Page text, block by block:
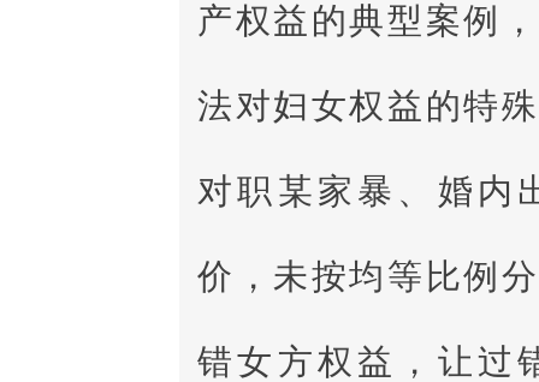
产权益的典型案例
法对妇女权益的特
对职某家暴、婚内
价，未按均等比例
错女方权益，让过